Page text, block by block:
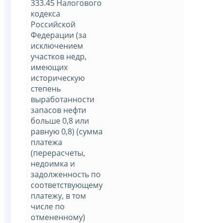
333.45 Налогового
кодекса
Российской
Федерации (за
исключением
участков недр,
имеющих
историческую
степень
выработанности
запасов нефти
больше 0,8 или
равную 0,8) (сумма
платежа
(перерасчеты,
недоимка и
задолженность по
соответствующему
платежу, в том
числе по
отмененному)